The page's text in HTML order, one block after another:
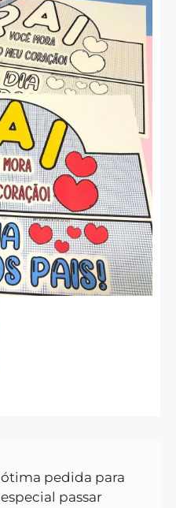
pedida para
passar